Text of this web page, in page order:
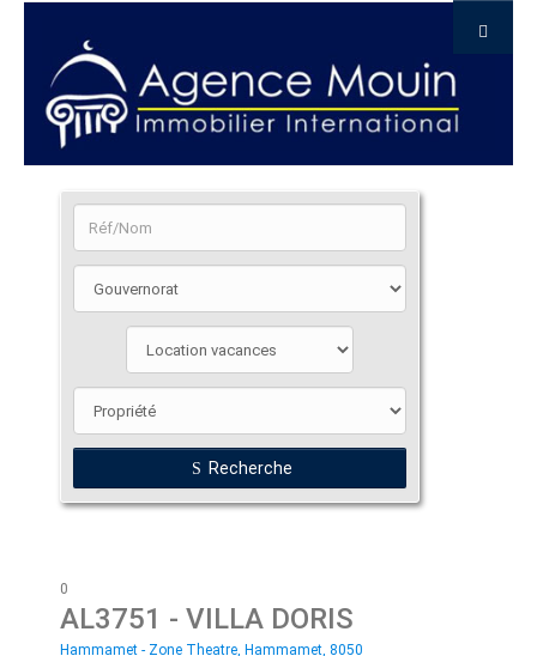
Recherche
0
AL3751 - VILLA DORIS
Hammamet - Zone Theatre, Hammamet, 8050